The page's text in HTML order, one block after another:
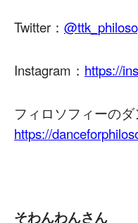
Twitter：
Instagram： https://
フィロソフィーのダ
https://
そわんわんさん